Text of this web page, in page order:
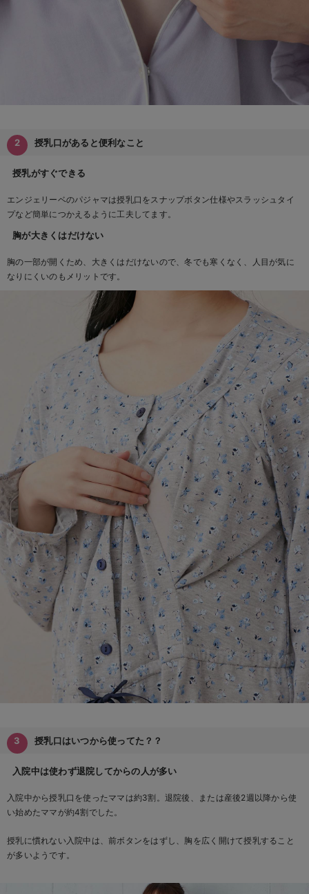
授乳口があると便利なこと
授乳がすぐできる
エンジェリーベのパジャマは授乳口をスナップボタン仕様やスラッシュタイ
プなど簡単につかえるように工夫してます。
胸が大きくはだけない
胸の一部が開くため、大きくはだけないので、冬でも寒くなく、人目が気に
なりにくいのもメリットです。
授乳口はいつから使ってた？？
入院中は使わず退院してからの人が多い
入院中から授乳口を使ったママは約3割。退院後、または産後2週以降から使
い始めたママが約4割でした。
授乳に慣れない入院中は、前ボタンをはずし、胸を広く開けて授乳すること
が多いようです。